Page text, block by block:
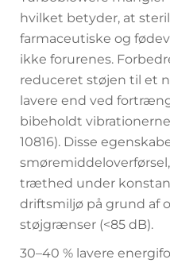
hvilket betyder, at
farmaceutiske og
ikke forurenes.
reduceret støjen til et
lavere end ved
bibeholdt
10816). Disse
træthed under
driftsmiljø på grund af
støjgrænser (<85 dB).
30–40 % lavere